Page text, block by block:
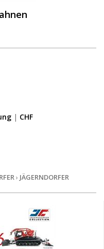
| CHF
› JÄGERNDORFER